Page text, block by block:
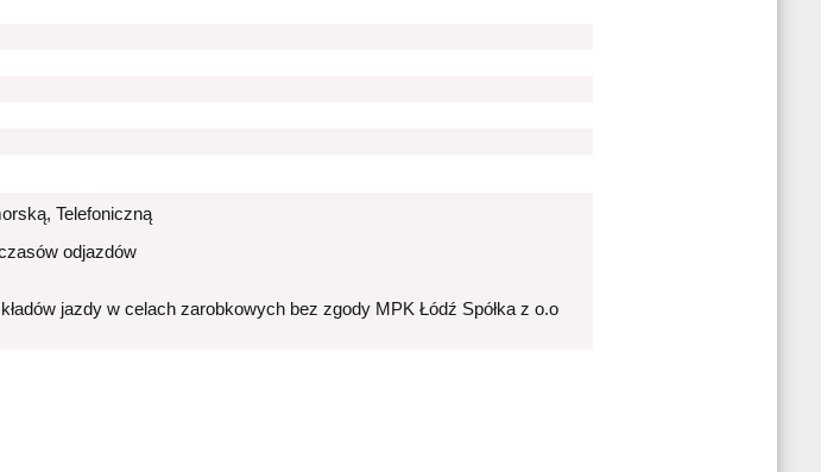
Telefoniczną
odjazdów
jazdy w celach zarobkowych bez zgody MPK Łódź Spółka z o.o